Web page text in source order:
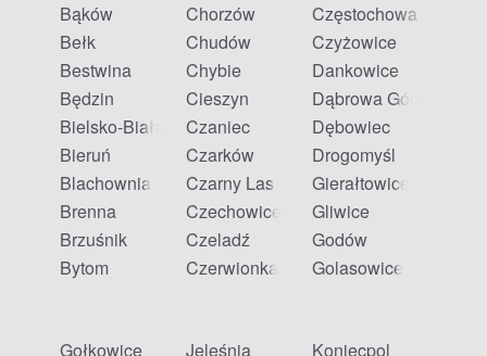
Bąków
Bełk
Bestwina
Będzin
Bielsko-Biała
Bieruń
Blachownia
Brenna
Brzuśnik
Bytom
Chorzów
Chudów
Chybie
Cieszyn
Czaniec
Czarków
Czarny Las
Czechowice-Dziedzice
Czeladź
Czerwionka-Leszczyny
Częstochowa
Czyżowice
Dankowice
Dąbrowa Górnicza
Dębowiec
Drogomyśl
Gierałtowice
Gliwice
Godów
Golasowice
Gołkowice Jeleśnia Koniecpol